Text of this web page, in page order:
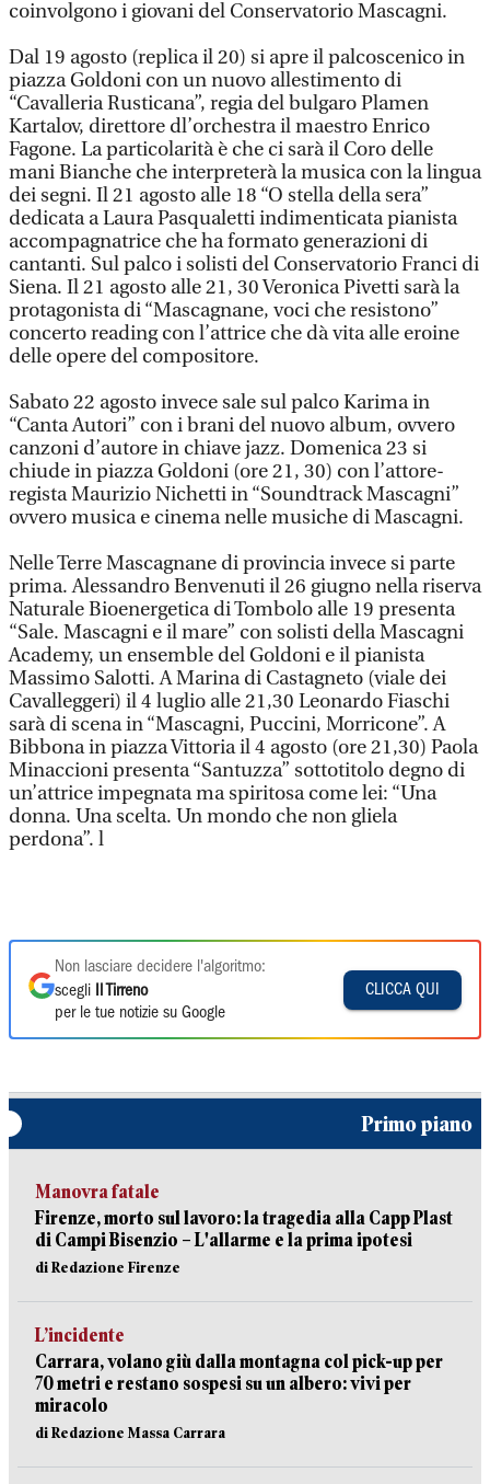
coinvolgono i giovani del Conservatorio Mascagni.
Dal 19 agosto (replica il 20) si apre il palcoscenico in
piazza Goldoni con un nuovo allestimento di
“Cavalleria Rusticana”, regia del bulgaro Plamen
Kartalov, direttore dl’orchestra il maestro Enrico
Fagone. La particolarità è che ci sarà il Coro delle
mani Bianche che interpreterà la musica con la lingua
dei segni. Il 21 agosto alle 18 “O stella della sera”
dedicata a Laura Pasqualetti indimenticata pianista
accompagnatrice che ha formato generazioni di
cantanti. Sul palco i solisti del Conservatorio Franci di
Siena. Il 21 agosto alle 21, 30 Veronica Pivetti sarà la
protagonista di “Mascagnane, voci che resistono”
concerto reading con l’attrice che dà vita alle eroine
delle opere del compositore.
Sabato 22 agosto invece sale sul palco Karima in
“Canta Autori” con i brani del nuovo album, ovvero
canzoni d’autore in chiave jazz. Domenica 23 si
chiude in piazza Goldoni (ore 21, 30) con l’attore-
regista Maurizio Nichetti in “Soundtrack Mascagni”
ovvero musica e cinema nelle musiche di Mascagni.
Nelle Terre Mascagnane di provincia invece si parte
prima. Alessandro Benvenuti il 26 giugno nella riserva
Naturale Bioenergetica di Tombolo alle 19 presenta
“Sale. Mascagni e il mare” con solisti della Mascagni
Academy, un ensemble del Goldoni e il pianista
Massimo Salotti. A Marina di Castagneto (viale dei
Cavalleggeri) il 4 luglio alle 21,30 Leonardo Fiaschi
sarà di scena in “Mascagni, Puccini, Morricone”. A
Bibbona in piazza Vittoria il 4 agosto (ore 21,30) Paola
Minaccioni presenta “Santuzza” sottotitolo degno di
un’attrice impegnata ma spiritosa come lei: “Una
donna. Una scelta. Un mondo che non gliela
perdona”. l
Non lasciare decidere l'algoritmo:
scegli
Il Tirreno
per le tue notizie su Google
CLICCA QUI
Primo piano
Manovra fatale
Firenze, morto sul lavoro: la tragedia alla Capp Plast
di Campi Bisenzio – L'allarme e la prima ipotesi
di Redazione Firenze
L’incidente
Carrara, volano giù dalla montagna col pick-up per
70 metri e restano sospesi su un albero: vivi per
miracolo
di Redazione Massa Carrara